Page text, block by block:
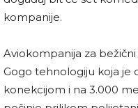
kompanije.
Aviokompanija za
Gogo tehnologiju koja je
konekcijom i na 3.000